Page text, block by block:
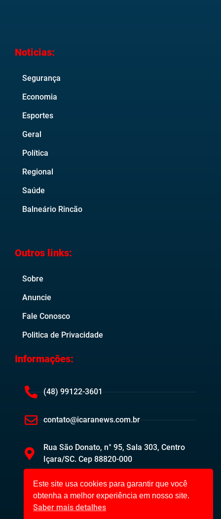
Noticias:
Segurança
Economia
Esportes
Geral
Política
Regional
Saúde
Balneário Rincão
Outros links:
Sobre
Anuncie
Fale Conosco
Politica de Privacidade
Informações:
(48) 99122-3601
contato@icaranews.com.br
Rua São Donato, n° 95, Sala 303, Centro
Içara/SC. Cep 88820-000
Este site usa cookies para garantir que você
obtenha a melhor experiência em nosso site.
Saber mais detalhes